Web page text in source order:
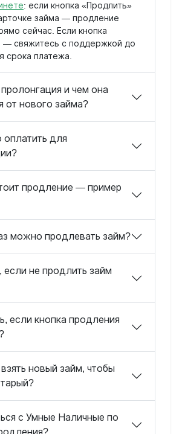
: если кнопка «Продлить»
займа — продление
сейчас. Если кнопка
— свяжитесь с поддержкой до
срока платежа.
и чем она
от нового займа?
для
продление — пример
можно продлевать займ?
если не продлить займ
если кнопка продления
новый займ, чтобы
с Умные Наличные по